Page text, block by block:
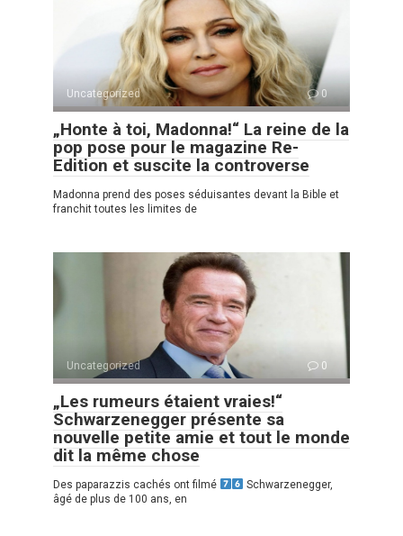
Uncategorized 0
„Honte à toi, Madonna!“ La reine de la
pop pose pour le magazine Re-
Edition et suscite la controverse
Madonna prend des poses séduisantes devant la Bible et
franchit toutes les limites de
Uncategorized 0
„Les rumeurs étaient vraies!“
Schwarzenegger présente sa
nouvelle petite amie et tout le monde
dit la même chose
Des paparazzis cachés ont filmé
Schwarzenegger,
âgé de plus de 100 ans, en